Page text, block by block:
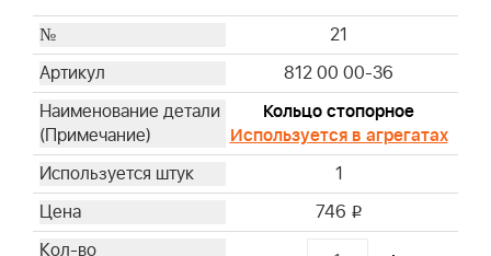
21
812 00 00-36
Кольцо стопорное
Используется в агрегатах
1
746 i